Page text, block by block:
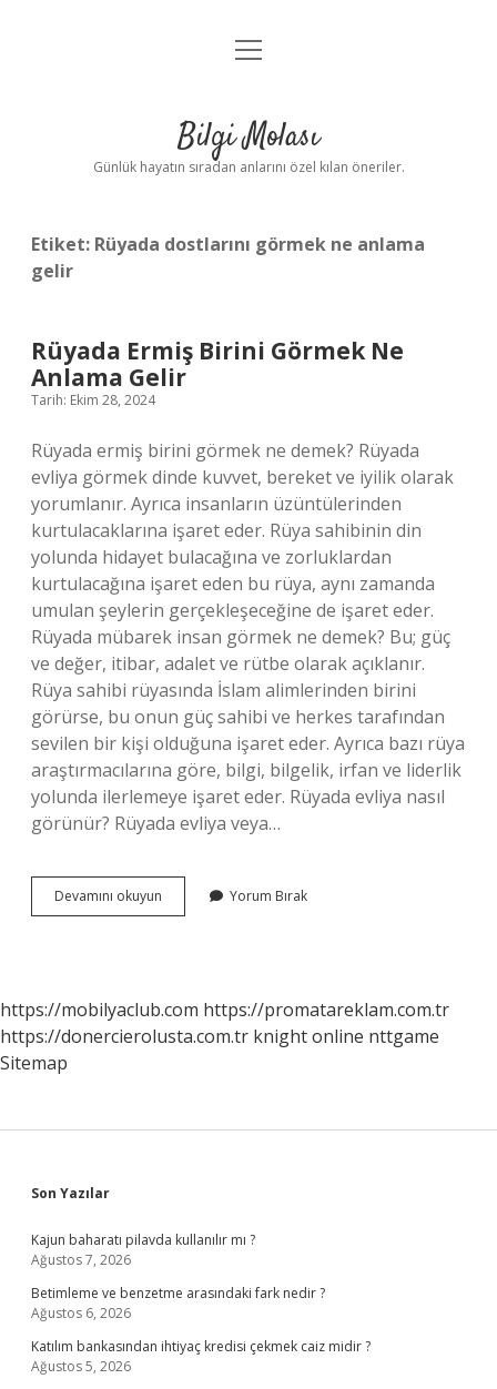
Anasayfa
Yasal Uyarı
menüyü
Bilgi Molası
Günlük hayatın sıradan anlarını özel kılan öneriler.
Etiket: Rüyada dostlarını görmek ne anlama
gelir
Rüyada Ermiş Birini Görmek Ne
Anlama Gelir
Tarih: Ekim 28, 2024
Rüyada ermiş birini görmek ne demek? Rüyada
evliya görmek dinde kuvvet, bereket ve iyilik olarak
yorumlanır. Ayrıca insanların üzüntülerinden
kurtulacaklarına işaret eder. Rüya sahibinin din
yolunda hidayet bulacağına ve zorluklardan
kurtulacağına işaret eden bu rüya, aynı zamanda
umulan şeylerin gerçekleşeceğine de işaret eder.
Rüyada mübarek insan görmek ne demek? Bu; güç
ve değer, itibar, adalet ve rütbe olarak açıklanır.
Rüya sahibi rüyasında İslam alimlerinden birini
görürse, bu onun güç sahibi ve herkes tarafından
sevilen bir kişi olduğuna işaret eder. Ayrıca bazı rüya
araştırmacılarına göre, bilgi, bilgelik, irfan ve liderlik
yolunda ilerlemeye işaret eder. Rüyada evliya nasıl
görünür? Rüyada evliya veya…
Devamını okuyun
Ermiş
Gelir
Yorum Bırak
https://mobilyaclub.com https://promatareklam.com.tr
https://donercierolusta.com.tr knight online nttgame
Sitemap
Sidebar
Son Yazılar
Kajun baharatı pilavda kullanılır mı ?
Ağustos 7, 2026
Betimleme ve benzetme arasındaki fark nedir ?
Ağustos 6, 2026
Katılım bankasından ihtiyaç kredisi çekmek caiz midir ?
Ağustos 5, 2026